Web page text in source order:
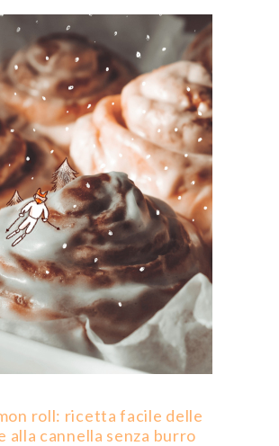
roll: ricetta facile delle
alla cannella senza burro